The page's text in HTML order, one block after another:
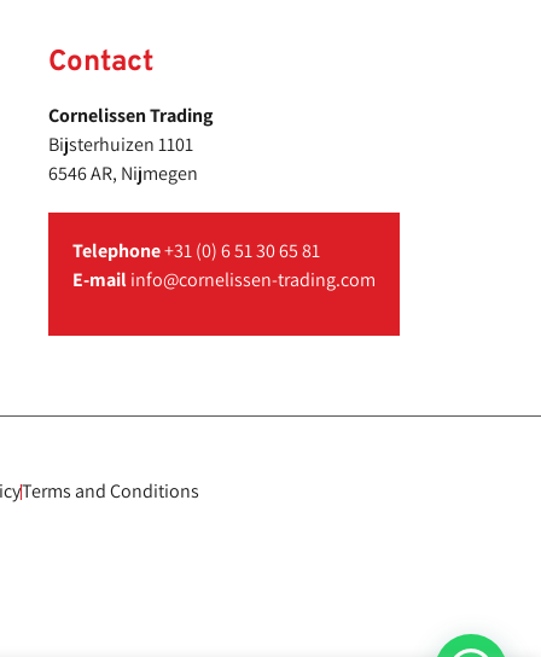
Contact
Cornelissen Trading
Bijsterhuizen 1101
6546 AR, Nijmegen
Telephone+31 (0) 6 51 30 65 81
E-mailinfo@cornelissen-trading.com
Terms and Conditions